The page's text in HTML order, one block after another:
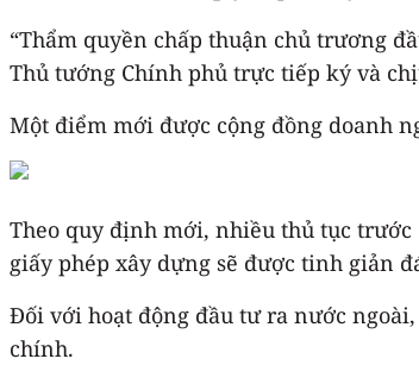
“Thẩm quyền chấp thuận chủ trương
Thủ tướng Chính phủ trực tiếp ký và
Một điểm mới được cộng đồng doanh
Theo quy định mới, nhiều thủ tục
giấy phép xây dựng sẽ được tinh giản
Đối với hoạt động đầu tư ra nước
chính.